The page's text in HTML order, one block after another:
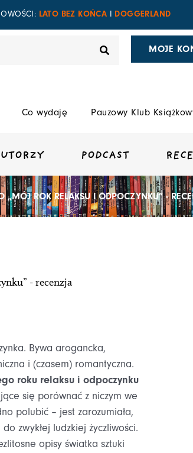
LATO BEZ KOŃCA DOGGERLAND
MOJE
Co wydaję Pauzowy Klub
PODCAST
ROK RELAKSU I ODPOCZYNKU” -
- recenzja
Bywa arogancka,
i (czasem) romantyczna.
roku relaksu i odpoczynku
się porównać z niczym we
polubić – jest zarozumiała,
zwykłej ludzkiej życzliwości.
opisy światka sztuki